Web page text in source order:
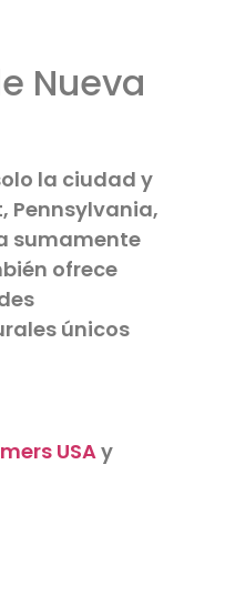
Nueva
la ciudad y
Pennsylvania,
sumamente
ofrece
únicos
USAy